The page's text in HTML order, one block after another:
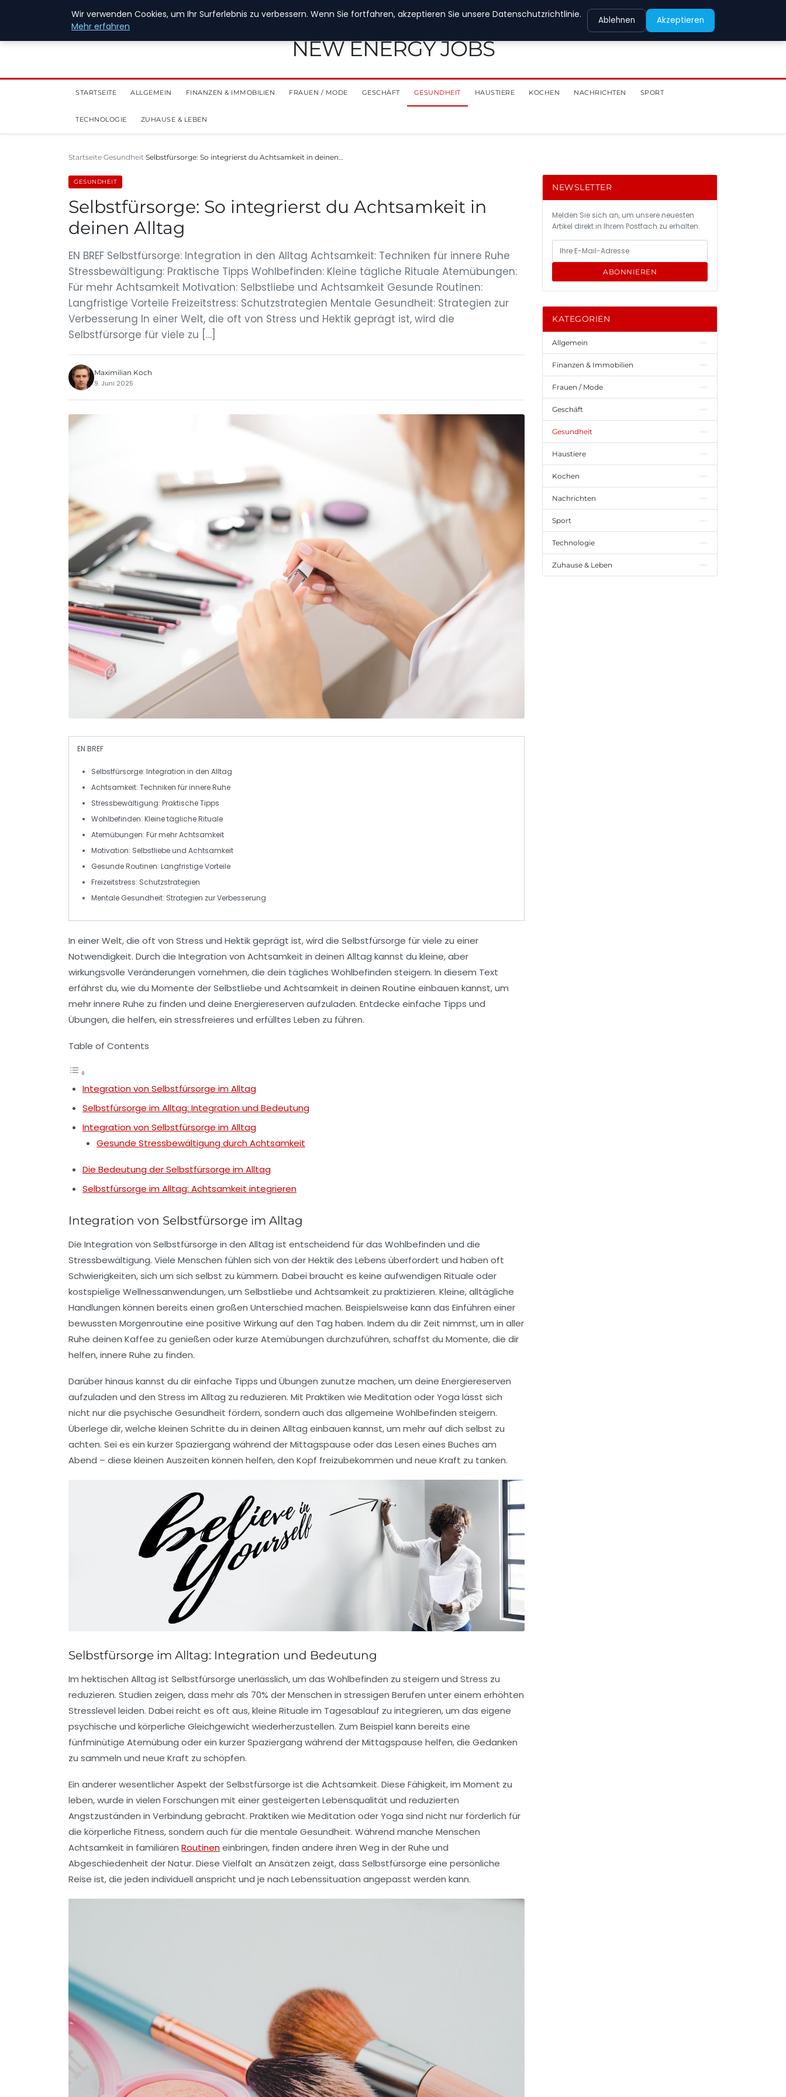
28. Juli 2026
NEW ENERGY JOBS
STARTSEITE ALLGEMEIN FINANZEN & IMMOBILIEN FRAUEN / MODE GESCHÄFT GESUNDHEIT HAUSTIERE KOCHEN NACHRICHTEN SPORT
TECHNOLOGIE ZUHAUSE & LEBEN
Startseite Gesundheit Selbstfürsorge: So integrierst du Achtsamkeit in deinen…
GESUNDHEIT
Selbstfürsorge: So integrierst du Achtsamkeit in
deinen Alltag
EN BREF Selbstfürsorge: Integration in den Alltag Achtsamkeit: Techniken für innere Ruhe
Stressbewältigung: Praktische Tipps Wohlbefinden: Kleine tägliche Rituale Atemübungen:
Für mehr Achtsamkeit Motivation: Selbstliebe und Achtsamkeit Gesunde Routinen:
Langfristige Vorteile Freizeitstress: Schutzstrategien Mentale Gesundheit: Strategien zur
Verbesserung In einer Welt, die oft von Stress und Hektik geprägt ist, wird die
Selbstfürsorge für viele zu […]
Maximilian Koch
9. Juni 2025
EN BREF
Selbstfürsorge: Integration in den Alltag
Achtsamkeit: Techniken für innere Ruhe
Stressbewältigung: Praktische Tipps
Wohlbefinden: Kleine tägliche Rituale
Atemübungen: Für mehr Achtsamkeit
Motivation: Selbstliebe und Achtsamkeit
Gesunde Routinen: Langfristige Vorteile
Freizeitstress: Schutzstrategien
Mentale Gesundheit: Strategien zur Verbesserung
In einer Welt, die oft von Stress und Hektik geprägt ist, wird die Selbstfürsorge für viele zu einer
Notwendigkeit. Durch die Integration von Achtsamkeit in deinen Alltag kannst du kleine, aber
wirkungsvolle Veränderungen vornehmen, die dein tägliches Wohlbefinden steigern. In diesem Text
erfährst du, wie du Momente der Selbstliebe und Achtsamkeit in deinen Routine einbauen kannst, um
mehr innere Ruhe zu finden und deine Energiereserven aufzuladen. Entdecke einfache Tipps und
Übungen, die helfen, ein stressfreieres und erfülltes Leben zu führen.
Table of Contents
Integration von Selbstfürsorge im Alltag
Selbstfürsorge im Alltag: Integration und Bedeutung
Integration von Selbstfürsorge im Alltag
Gesunde Stressbewältigung durch Achtsamkeit
Die Bedeutung der Selbstfürsorge im Alltag
Selbstfürsorge im Alltag: Achtsamkeit integrieren
Integration von Selbstfürsorge im Alltag
Die Integration von Selbstfürsorge in den Alltag ist entscheidend für das Wohlbefinden und die
Stressbewältigung. Viele Menschen fühlen sich von der Hektik des Lebens überfordert und haben oft
Schwierigkeiten, sich um sich selbst zu kümmern. Dabei braucht es keine aufwendigen Rituale oder
kostspielige Wellnessanwendungen, um Selbstliebe und Achtsamkeit zu praktizieren. Kleine, alltägliche
Handlungen können bereits einen großen Unterschied machen. Beispielsweise kann das Einführen einer
bewussten Morgenroutine eine positive Wirkung auf den Tag haben. Indem du dir Zeit nimmst, um in aller
Ruhe deinen Kaffee zu genießen oder kurze Atemübungen durchzuführen, schaffst du Momente, die dir
helfen,innere Ruhe zu finden.
Darüber hinaus kannst du dir einfache Tipps und Übungen zunutze machen, um deine Energiereserven
aufzuladen und den Stress im Alltag zu reduzieren. Mit Praktiken wie Meditation oderYoga lässt sich
nicht nur die psychische Gesundheit fördern, sondern auch das allgemeine Wohlbefinden steigern.
Überlege dir, welche kleinen Schritte du in deinen Alltag einbauen kannst, um mehr auf dich selbst zu
achten. Sei es ein kurzer Spaziergang während der Mittagspause oder das Lesen eines Buches am
Abend – diese kleinen Auszeiten können helfen, den Kopf freizubekommen und neue Kraft zu tanken.
Selbstfürsorge im Alltag: Integration und Bedeutung
Im hektischen Alltag ist Selbstfürsorge unerlässlich, um das Wohlbefinden zu steigern und Stress zu
reduzieren. Studien zeigen, dass mehr als 70% der Menschen in stressigen Berufen unter einem erhöhten
Stresslevel leiden. Dabei reicht es oft aus, kleine Rituale im Tagesablauf zu integrieren, um das eigene
psychische und körperliche Gleichgewicht wiederherzustellen. Zum Beispiel kann bereits eine
fünfminütige Atemübung oder ein kurzer Spaziergang während der Mittagspause helfen, die Gedanken
zu sammeln und neue Kraft zu schöpfen.
Ein anderer wesentlicher Aspekt der Selbstfürsorge ist die Achtsamkeit. Diese Fähigkeit, im Moment zu
leben, wurde in vielen Forschungen mit einer gesteigerten Lebensqualität und reduzierten
Angstzuständen in Verbindung gebracht. Praktiken wie Meditation oderYoga sind nicht nur förderlich für
die körperliche Fitness, sondern auch für die mentale Gesundheit. Während manche Menschen
Achtsamkeit in familiären Routineneinbringen, finden andere ihren Weg in der Ruhe und
Abgeschiedenheit der Natur. Diese Vielfalt an Ansätzen zeigt, dass Selbstfürsorge eine persönliche
Reise ist, die jeden individuell anspricht und je nach Lebenssituation angepasst werden kann.
NEWSLETTER
Melden Sie sich an, um unsere neuesten
Artikel direkt in Ihrem Postfach zu erhalten.
ABONNIEREN
KATEGORIEN
Allgemein
Finanzen & Immobilien
Frauen / Mode
Geschäft
Gesundheit
Haustiere
Kochen
Nachrichten
Sport
Technologie
Zuhause & Leben
Wir verwenden Cookies, um Ihr Surferlebnis zu verbessern. Wenn Sie fortfahren, akzeptieren Sie unsere Datenschutzrichtlinie.
Mehr erfahren
Ablehnen Akzeptieren